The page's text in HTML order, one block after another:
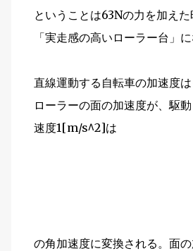
ということは63Nの力を加え
「実走感の高いローラー台」
直線運動する自転車の加速度
ローラーの面の加速度が、駆
速度1[m/s^2]は
の角加速度に変換される。面